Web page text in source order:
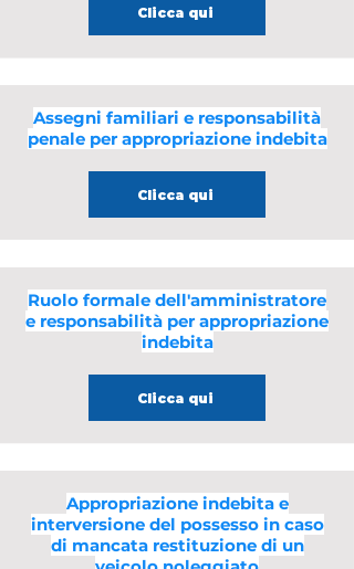
Clicca qui
Assegni familiari e responsabilità
penale per appropriazione indebita
Clicca qui
Ruolo formale dell'amministratore
e responsabilità per appropriazione
indebita
Clicca qui
Appropriazione indebita e
interversione del possesso in caso
di mancata restituzione di un